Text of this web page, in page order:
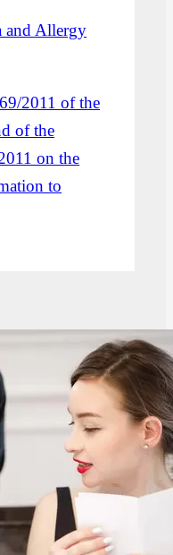
and Allergy
2011 of the
of the
on the
to